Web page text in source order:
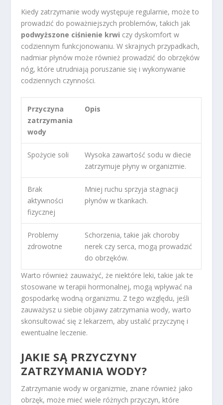
Kiedy zatrzymanie wody występuje regularnie, może to
prowadzić do poważniejszych problemów, takich jak
podwyższone ciśnienie krwi czy dyskomfort w
codziennym funkcjonowaniu. W skrajnych przypadkach,
nadmiar płynów może również prowadzić do obrzęków
nóg, które utrudniają poruszanie się i wykonywanie
codziennych czynności.
Przyczyna
zatrzymania
wody
Opis
Spożycie soli
Wysoka zawartość sodu w diecie
zatrzymuje płyny w organizmie.
Brak
aktywności
fizycznej
Mniej ruchu sprzyja stagnacji
płynów w tkankach.
Problemy
zdrowotne
Schorzenia, takie jak choroby
nerek czy serca, mogą prowadzić
do obrzęków.
Warto również zauważyć, że niektóre leki, takie jak te
stosowane w terapii hormonalnej, mogą wpływać na
gospodarkę wodną organizmu. Z tego względu, jeśli
zauważysz u siebie objawy zatrzymania wody, warto
skonsultować się z lekarzem, aby ustalić przyczynę i
ewentualne leczenie.
JAKIE SĄ PRZYCZYNY
ZATRZYMANIA WODY?
Zatrzymanie wody w organizmie, znane również jako
obrzęk, może mieć wiele różnych przyczyn, które